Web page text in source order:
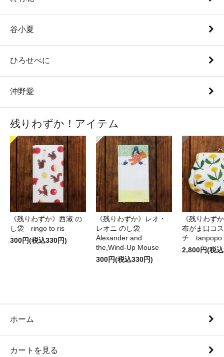
谷小夏
ひろせべに
沖野愛
残りわずか！アイテム
《残りわずか》西淑 の
し袋 ringo to ris
300円(税込330円)
《残りわずか》レオ・
レオニ のし袋
Alexander and
the,Wind-Up Mouse
300円(税込330円)
《残りわず
布がま口コ
チ tanpopo
2,800円(税
ホーム
カートを見る